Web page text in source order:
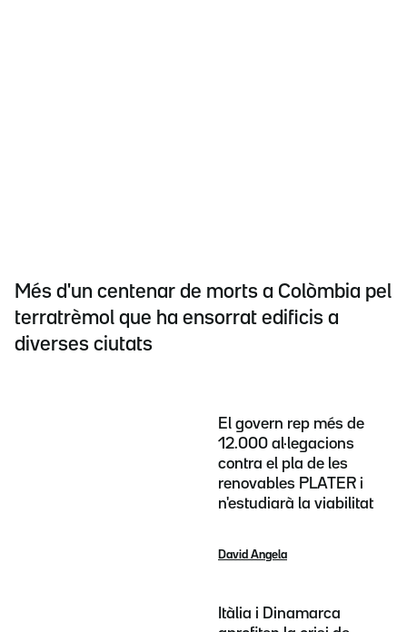
Més d'un centenar de morts a Colòmbia pel
terratrèmol que ha ensorrat edificis a
diverses ciutats
El govern rep més de
12.000 al·legacions
contra el pla de les
renovables PLATER i
n'estudiarà la viabilitat
David Angela
Itàlia i Dinamarca